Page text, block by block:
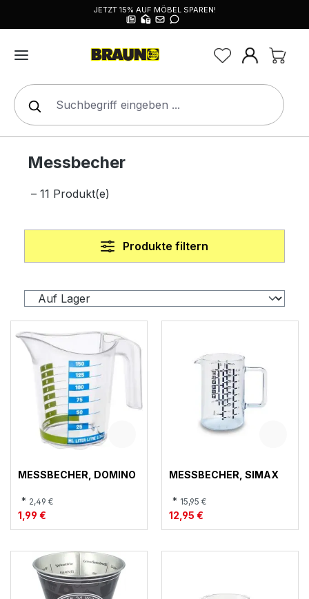
JETZT 15% AUF MÖBEL SPAREN!
Messbecher
– 11 Produkt(e)
Produkte filtern
MESSBECHER, DOMINO
* 2,49 €
1,99 €
MESSBECHER, SIMAX
* 15,95 €
12,95 €